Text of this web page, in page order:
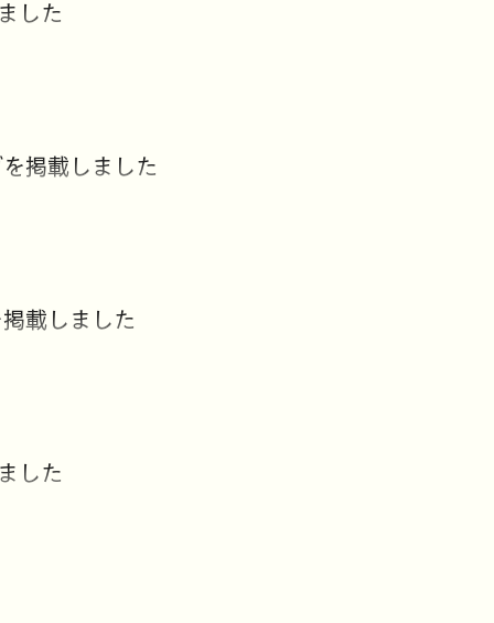
した
掲載しました
載しました
した